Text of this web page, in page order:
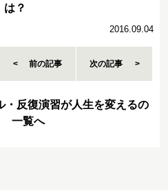
は？
2016.09.04
前の記事 次の記事
・反復演習が人生を変えるの
一覧へ